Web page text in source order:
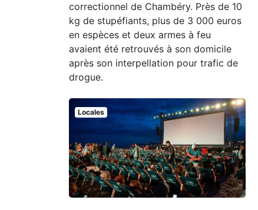
correctionnel de Chambéry. Près de 10
kg de stupéfiants, plus de 3 000 euros
en espèces et deux armes à feu
avaient été retrouvés à son domicile
après son interpellation pour trafic de
drogue.
Locales